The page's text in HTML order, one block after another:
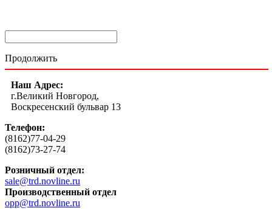
Продолжить
Наш Адрес:
г.Великий Новгород,
Воскресенский бульвар 13
Телефон:
(8162)77-04-29
(8162)73-27-74
Розничный отдел:
sale@trd.novline.ru
Производственный отдел
opp@trd.novline.ru